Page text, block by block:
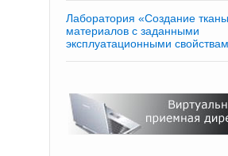
Лаборатория «Создание
материалов с заданными
эксплуатационными